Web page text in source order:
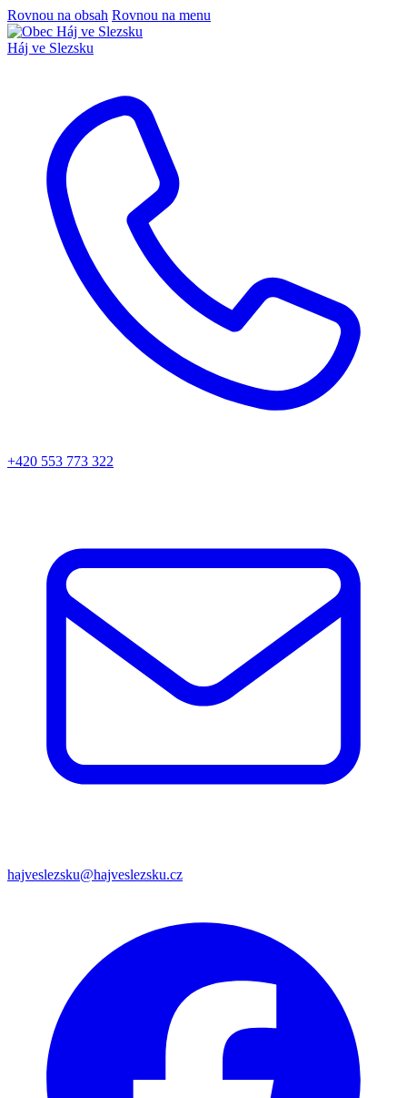
Rovnou na obsah Rovnou na menu
Háj ve Slezsku
+420 553 773 322
hajveslezsku@hajveslezsku.cz